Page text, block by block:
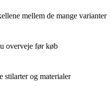
mellem de mange varianter
overveje før køb
stilarter og materialer